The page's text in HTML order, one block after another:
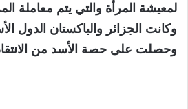
لمعيشة المرأة والتي يتم معاملة
وكانت الجزائر والباكستان الدول
وحصلت على حصة الأسد من